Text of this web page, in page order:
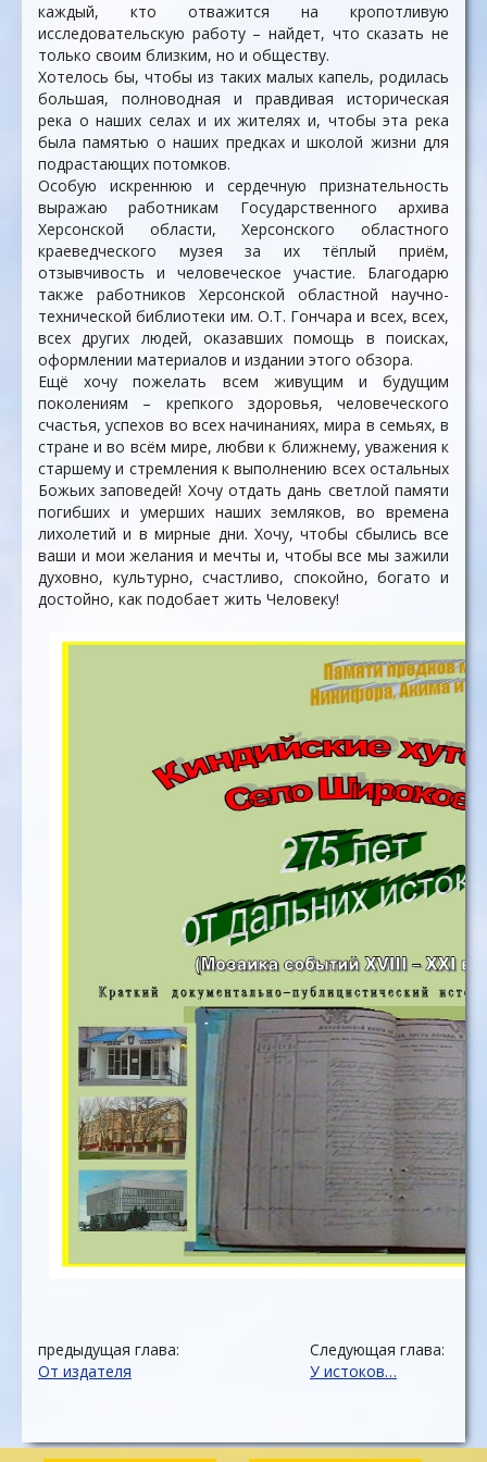
каждый, кто отважится на кропотливую
исследовательскую работу – найдет, что сказать не
только своим близким, но и обществу.
Хотелось бы, чтобы из таких малых капель, родилась
большая, полноводная и правдивая историческая
река о наших селах и их жителях и, чтобы эта река
была памятью о наших предках и школой жизни для
подрастающих потомков.
Особую искреннюю и сердечную признательность
выражаю работникам Государственного архива
Херсонской области, Херсонского областного
краеведческого музея за их тёплый приём,
отзывчивость и человеческое участие. Благодарю
также работников Херсонской областной научно-
технической библиотеки им. О.Т. Гончара и всех, всех,
всех других людей, оказавших помощь в поисках,
оформлении материалов и издании этого обзора.
Ещё хочу пожелать всем живущим и будущим
поколениям – крепкого здоровья, человеческого
счастья, успехов во всех начинаниях, мира в семьях, в
стране и во всём мире, любви к ближнему, уважения к
старшему и стремления к выполнению всех остальных
Божьих заповедей! Хочу отдать дань светлой памяти
погибших и умерших наших земляков, во времена
лихолетий и в мирные дни. Хочу, чтобы сбылись все
ваши и мои желания и мечты и, чтобы все мы зажили
духовно, культурно, счастливо, спокойно, богато и
достойно, как подобает жить Человеку!
предыдущая глава:
От издателя
Следующая глава:
У истоков…